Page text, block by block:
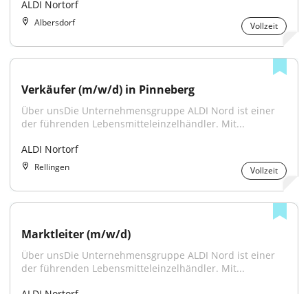
ALDI Nortorf
Albersdorf Vollzeit
Verkäufer (m/w/d) in Pinneberg
Über unsDie Unternehmensgruppe ALDI Nord ist einer
der führenden Lebensmitteleinzelhändler. Mit...
ALDI Nortorf
Rellingen Vollzeit
Marktleiter (m/w/d)
Über unsDie Unternehmensgruppe ALDI Nord ist einer
der führenden Lebensmitteleinzelhändler. Mit...